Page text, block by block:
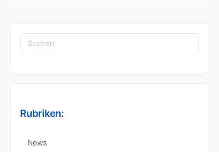
Suchen
nach:
Rubriken:
News